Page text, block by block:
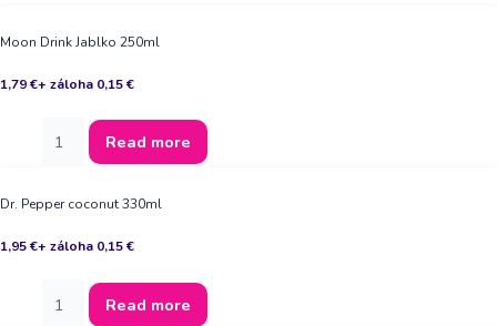
Moon Drink Jablko 250ml
1,79€+ záloha 0,15€
Read more
Dr. Pepper coconut 330ml
1,95€+ záloha 0,15€
Read more